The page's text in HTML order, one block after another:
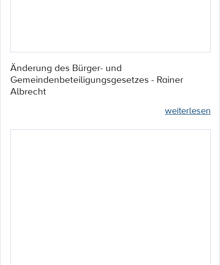
Änderung des Bürger- und
Gemeindenbeteiligungsgesetzes - Rainer
Albrecht
weiterlesen